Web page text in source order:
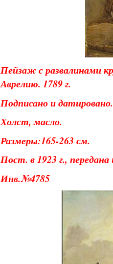
Пейзаж с развалинами
Аврелию. 1789 г.
Подписано и датировано.
Холст, масло.
Размеры:165-263 см.
Пост. в 1923 г.,
Инв.№4785